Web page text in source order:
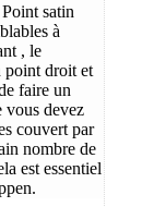
satin
à
, le
point droit et
faire un
vous devez
couvert par
nombre de
est essentiel